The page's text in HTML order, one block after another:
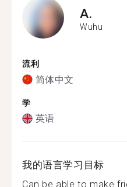
A.
Wuhu
流利
简体中文
学
英语
我的语言学习目标
Can be able to make